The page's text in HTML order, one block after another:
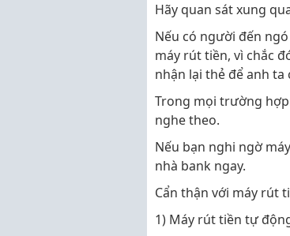
Hãy quan sát xung
Nếu có người đến
máy rút tiền, vì chắc
nhận lại thẻ để anh ta
Trong mọi trường
nghe theo.
Nếu bạn nghi ngờ
nhà bank ngay.
Cẩn thận với máy rút
1) Máy rút tiền tự